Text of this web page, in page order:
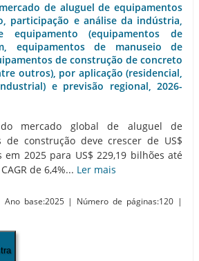
de aluguel de equipamentos
participação e análise da indústria,
(equipamentos de
equipamentos de manuseio de
de construção de concreto
outros), por aplicação (residencial,
e previsão regional, 2026-
mercado global de aluguel de
de construção deve crescer de US$
em 2025 para US$ 229,19 bilhões até
de 6,4%... Ler mais
Ano base:2025 | Número de páginas:120 |